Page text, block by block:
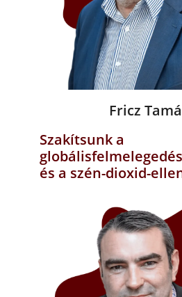
Fricz
Szakítsunk a
és a szén-dioxid-